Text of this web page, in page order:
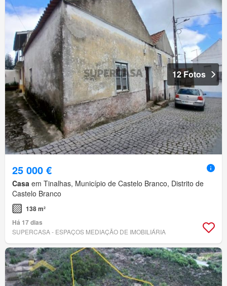
12 Fotos
25 000 €
Casa em Tinalhas, Município de Castelo Branco, Distrito de
Castelo Branco
138 m²
Há 17 dias
SUPERCASA - ESPAÇOS MEDIAÇÃO DE IMOBILIÁRIA